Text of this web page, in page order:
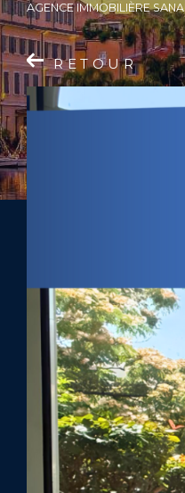
AGENCE IMMOBILIÈRE
RETOUR